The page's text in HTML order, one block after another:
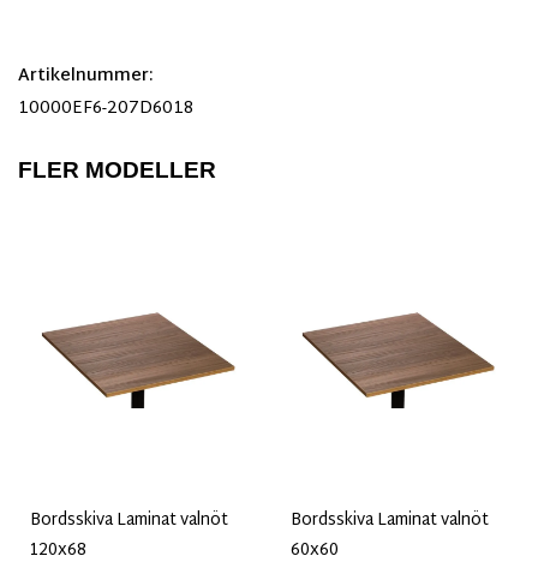
Artikelnummer:
10000EF6-207D6018
FLER MODELLER
Bordsskiva Laminat valnöt
120x68
Bordsskiva Laminat valnöt
60x60